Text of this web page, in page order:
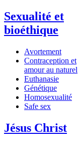
Sexualité et
bioéthique
Avortement
Contraception et
amour au naturel
Euthanasie
Génétique
Homosexualité
Safe sex
Jésus Christ